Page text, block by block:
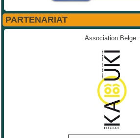
PARTENARIAT
Association Belge :